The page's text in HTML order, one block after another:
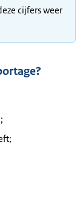
cijfers weer